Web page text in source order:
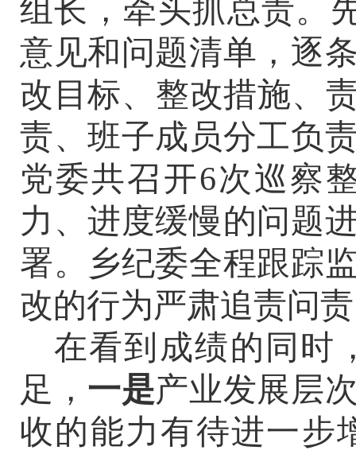
组长，牵头抓总责。
意见和问题清单， 逐
改目标、整改措施、
责、班子成员分工负
党委共召开6次巡察
力、进度缓慢的问题
署。乡纪委全程跟踪
改的行为严肃追责问
在看到成绩的同时
足， 一是产业发展层
收的能力有待进一步